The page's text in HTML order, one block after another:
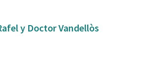
y Doctor Vandellòs